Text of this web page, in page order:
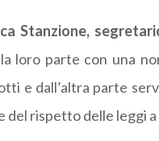
Stanzione,
loro parte con una
e dall’altra parte
del rispetto delle leggi